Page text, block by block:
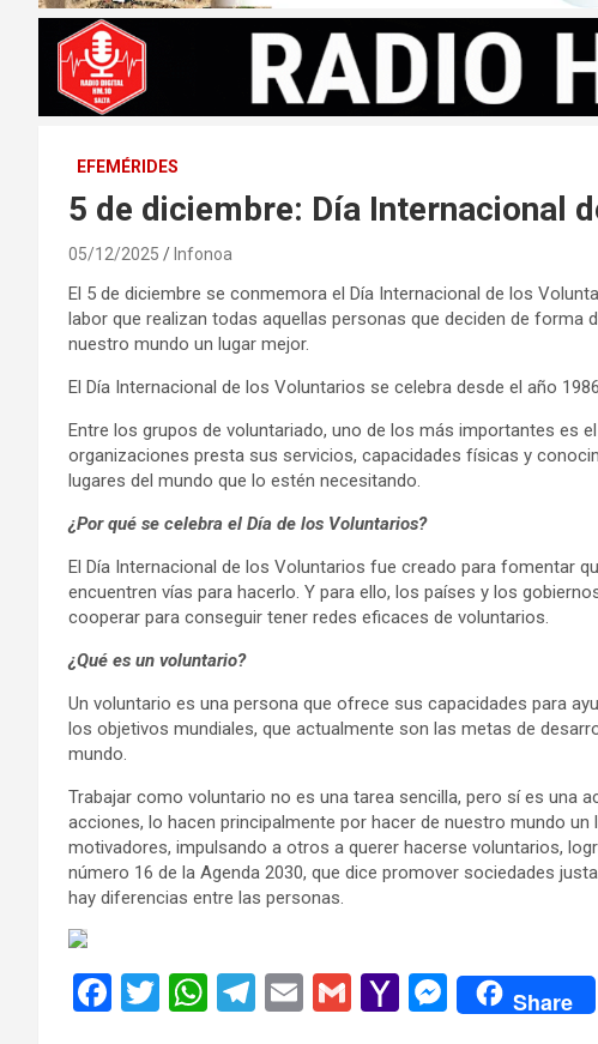
EFEMÉRIDES
5 de diciembre: Día Internacional
05/12/2025 Infonoa
El 5 de diciembre se conmemora el Día Internacional de los
labor que realizan todas aquellas personas que deciden de forma
nuestro mundo un lugar mejor.
El Día Internacional de los Voluntarios se celebra desde el año 1986.
Entre los grupos de voluntariado, uno de los más importantes es
organizaciones presta sus servicios, capacidades físicas y
lugares del mundo que lo estén necesitando.
¿Por qué se celebra el Día de los Voluntarios?
El Día Internacional de los Voluntarios fue creado para fomentar
encuentren vías para hacerlo. Y para ello, los países y los
cooperar para conseguir tener redes eficaces de voluntarios.
¿Qué es un voluntario?
Un voluntario es una persona que ofrece sus capacidades para
los objetivos mundiales, que actualmente son las metas de
mundo.
Trabajar como voluntario no es una tarea sencilla, pero sí es una
acciones, lo hacen principalmente por hacer de nuestro mundo un
motivadores, impulsando a otros a querer hacerse voluntarios,
número 16 de la Agenda 2030, que dice promover sociedades
hay diferencias entre las personas.
F
T
W T
E
G
Y
M
Share